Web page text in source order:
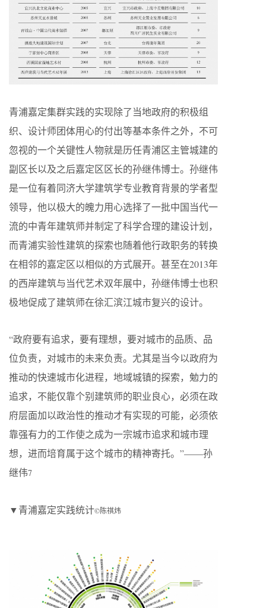
青浦嘉定集群实践的实现除了当地政府的积极组
织、设计师团体用心的付出等基本条件之外，不可
忽视的一个关键性人物就是历任青浦区主管城建的
副区长以及之后嘉定区区长的孙继伟博士。孙继伟
是一位有着同济大学建筑学专业教育背景的学者型
领导，他以极大的魄力用心选择了一批中国当代一
流的中青年建筑师并制定了科学合理的建设计划，
而青浦实验性建筑的探索也随着他行政职务的转换
在相邻的嘉定区以相似的方式展开。甚至在2013年
的西岸建筑与当代艺术双年展中，孙继伟博士也积
极地促成了建筑师在徐汇滨江城市复兴的设计。
“政府要有追求，要有理想，要对城市的品质、品
位负责，对城市的未来负责。尤其是当今以政府为
推动的快速城市化进程，地域城镇的探索，勉力的
追求，不能仅靠个别建筑师的职业良心，必须在政
府层面加以政治性的推动才有实现的可能，必须依
靠强有力的工作使之成为一宗城市追求和城市理
想，进而培育属于这个城市的精神寄托。”——孙
继伟7
▼青浦嘉定实践统计©陈祺炜